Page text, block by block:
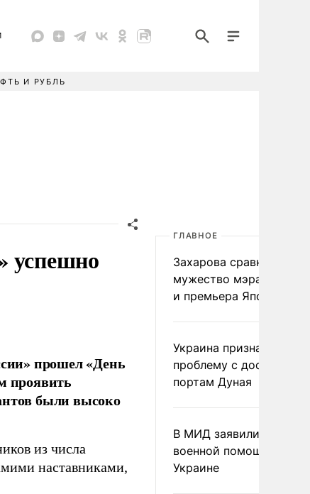
И РУБЛЬ
успешно
прошел «День
проявить
были высоко
из числа
наставниками,
ГЛАВНОЕ
Захарова сравнила
мужество мэра
и премьера Японии
Украина признала
проблему с доступом к
портам Дуная
В МИД заявили о
военной помощи
Украине